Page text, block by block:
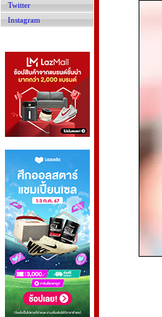
Twitter
Instagram